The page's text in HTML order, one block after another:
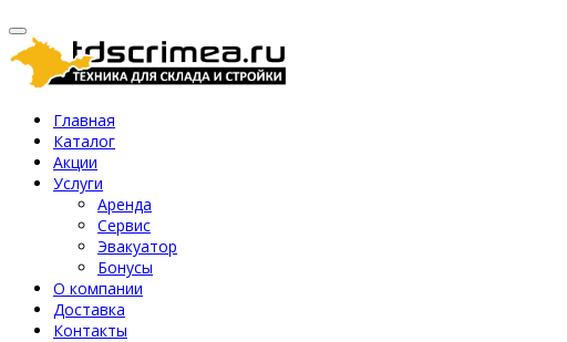
Главная
Каталог
Акции
Услуги
Аренда
Сервис
Эвакуатор
Бонусы
О компании
Доставка
Контакты